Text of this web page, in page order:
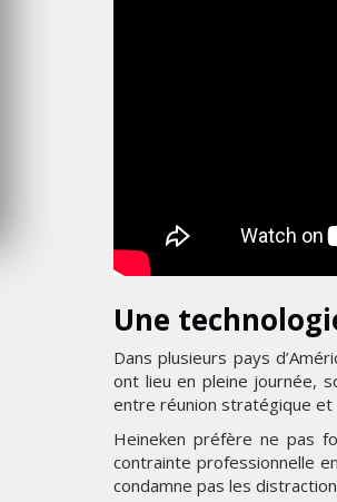
Une
Dans plusieurs pays
ont lieu en pleine journée,
entre réunion stratégique et
Heineken préfère ne pas
contrainte professionnelle
condamne pas les